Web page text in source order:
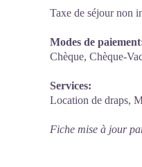
Taxe de séjour non
Modes de
Chèque, Chèque-
Services:
Location de draps,
Fiche mise à jour